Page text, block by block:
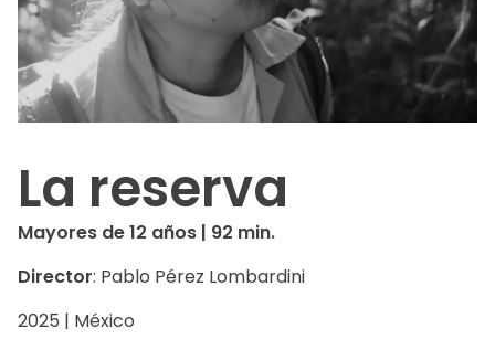
La reserva
Mayores de 12 años | 92 min.
Director: Pablo Pérez Lombardini
2025 | México